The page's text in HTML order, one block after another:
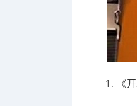
1. 《